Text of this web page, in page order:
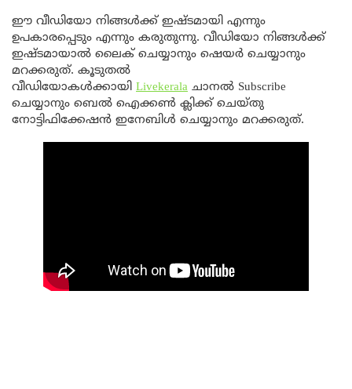
ഈ വീഡിയോ നിങ്ങൾക്ക് ഇഷ്ടമായി എന്നും
ഉപകാരപ്പെടും എന്നും കരുതുന്നു. വീഡിയോ നിങ്ങൾക്ക്
ഇഷ്ടമായാൽ ലൈക്‌ ചെയ്യാനും ഷെയർ ചെയ്യാനും
മറക്കരുത്. കൂടുതല്‍
വീഡിയോകള്‍ക്കായി Livekerala ചാനല്‍ Subscribe
ചെയ്യാനും ബെൽ ഐക്കൺ ക്ലിക്ക് ചെയ്തു
നോട്ടിഫിക്കേഷൻ ഇനേബിൾ ചെയ്യാനും മറക്കരുത്.